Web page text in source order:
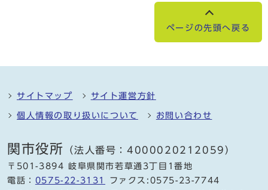
ページの先頭へ戻る
サイトマップ サイト運営方針
個人情報の取り扱いについて お問い合わせ
関市役所 （法人番号：4000020212059）
〒501-3894 岐阜県関市若草通3丁目1番地
電話： 0575-22-3131
ファクス:0575-23-7744